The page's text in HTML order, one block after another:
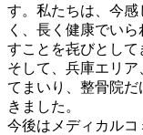
す。私たちは、今
く、長く健康でい
すことを㐂びとして
そして、兵庫エリ
てまいり、整骨院
きました。
今後はメディカル